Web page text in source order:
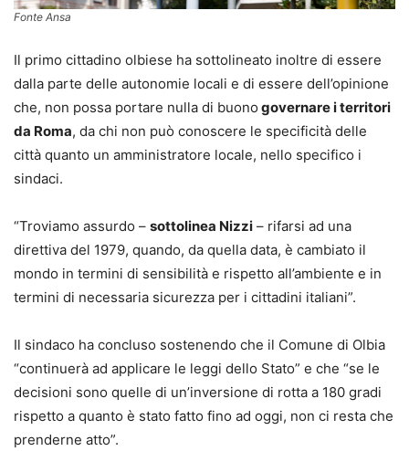
Fonte Ansa
Il primo cittadino olbiese ha sottolineato inoltre di essere
dalla parte delle autonomie locali e di essere dell’opinione
che, non possa portare nulla di buono governare i territori
da Roma, da chi non può conoscere le specificità delle
città quanto un amministratore locale, nello specifico i
sindaci.
“Troviamo assurdo – sottolinea Nizzi – rifarsi ad una
direttiva del 1979, quando, da quella data, è cambiato il
mondo in termini di sensibilità e rispetto all’ambiente e in
termini di necessaria sicurezza per i cittadini italiani”.
Il sindaco ha concluso sostenendo che il Comune di Olbia
“continuerà ad applicare le leggi dello Stato” e che “se le
decisioni sono quelle di un’inversione di rotta a 180 gradi
rispetto a quanto è stato fatto fino ad oggi, non ci resta che
prenderne atto”.